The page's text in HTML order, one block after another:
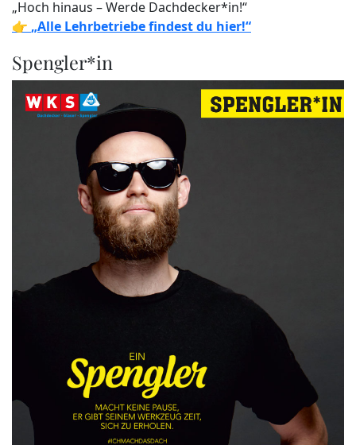
„Hoch hinaus – Werde Dachdecker*in!“
👉 „Alle Lehrbetriebe findest du hier!“
Spengler*in